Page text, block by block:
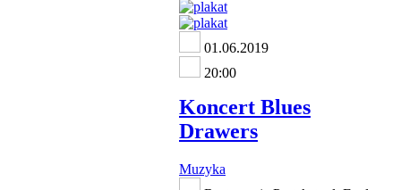
01.06.2019
20:00
Koncert Blues
Drawers
Muzyka